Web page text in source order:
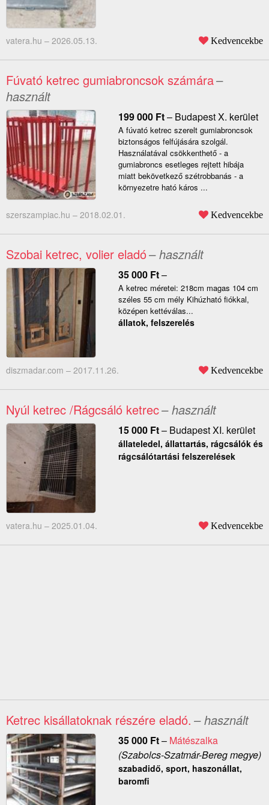
vatera.hu – 2026.05.13. Kedvencekbe
Fúvató ketrec gumiabroncsok számára–
használt
199 000 Ft– Budapest X. kerület
A fúvató ketrec szerelt gumiabroncsok
biztonságos felfújására szolgál.
Használatával csökkenthető - a
gumiabroncs esetleges rejtett hibája
miatt bekövetkező szétrobbanás - a
környezetre ható káros ...
szerszampiac.hu – 2018.02.01. Kedvencekbe
Szobai ketrec, volier eladó– használt
35 000 Ft–
A ketrec méretei: 218cm magas 104 cm
széles 55 cm mély Kihúzható fiókkal,
középen kettéválas...
állatok, felszerelés
diszmadar.com – 2017.11.26. Kedvencekbe
Nyúl ketrec /Rágcsáló ketrec– használt
15 000 Ft– Budapest XI. kerület
állateledel, állattartás, rágcsálók és
rágcsálótartási felszerelések
vatera.hu – 2025.01.04. Kedvencekbe
Ketrec kisállatoknak részére eladó. – használt
35 000 Ft– Mátészalka
(Szabolcs-Szatmár-Bereg megye)
szabadidő, sport, haszonállat,
baromfi